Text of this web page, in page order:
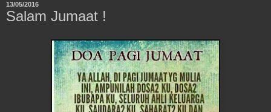
13/05/2016
Salam Jumaat !